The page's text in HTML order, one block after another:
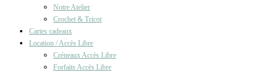
Notre Atelier
Crochet & Tricot
Cartes cadeaux
Location / Accès Libre
Créneaux Accès Libre
Forfaits Accès Libre